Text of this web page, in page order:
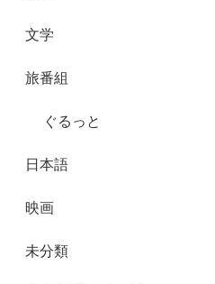
文学
旅番組
ぐるっと
日本語
映画
未分類